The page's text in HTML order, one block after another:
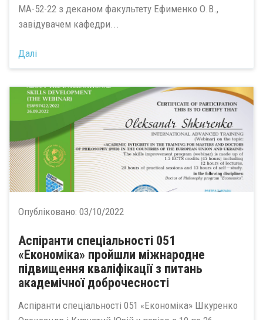
МА-52-22 з деканом факультету Ефименко О.В.,
завідувачем кафедри...
Далі
Опубліковано: 03/10/2022
Аспіранти спеціальності 051
«Економіка» пройшли міжнародне
підвищення кваліфікації з питань
академічної доброчесності
Аспіранти спеціальності 051 «Економіка» Шкуренко